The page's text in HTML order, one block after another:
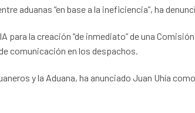
aduanas “en base a la ineficiencia”, ha
para la creación “de inmediato” de una
comunicación en los despachos.
y la Aduana, ha anunciado Juan Uhía